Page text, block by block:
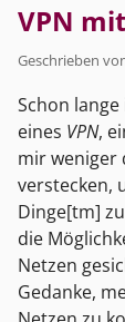
VPN
Geschrieben
Schon
eines VPN,
mir weniger
verstecken,
Dinge[tm]
die
Netzen
Gedanke,